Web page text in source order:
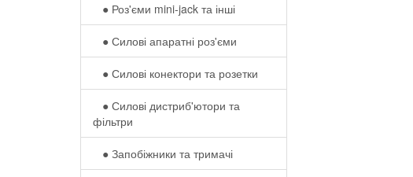
● Роз'єми mini-jack та інші
● Силові апаратні роз'єми
● Силові конектори та розетки
● Силові дистриб'ютори та
фільтри
● Запобіжники та тримачі